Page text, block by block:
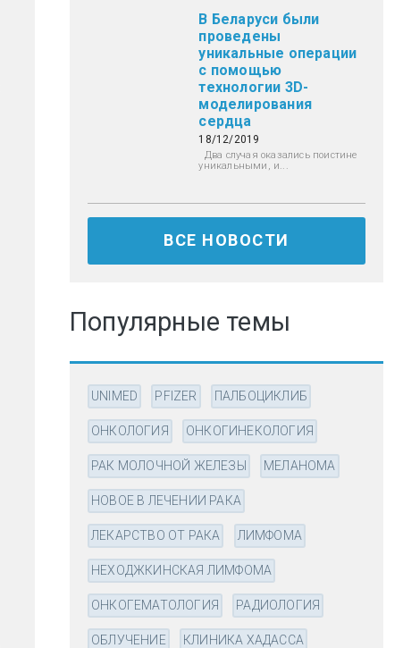
В Беларуси были
проведены
уникальные операции
с помощью
технологии 3D-
моделирования
сердца
18/12/2019
Два случая оказались поистине
уникальными, и...
ВСЕ НОВОСТИ
Популярные темы
UNIMED PFIZER ПАЛБОЦИКЛИБ
ОНКОЛОГИЯ ОНКОГИНЕКОЛОГИЯ
РАК МОЛОЧНОЙ ЖЕЛЕЗЫ МЕЛАНОМА
НОВОЕ В ЛЕЧЕНИИ РАКА
ЛЕКАРСТВО ОТ РАКА ЛИМФОМА
НЕХОДЖКИНСКАЯ ЛИМФОМА
ОНКОГЕМАТОЛОГИЯ РАДИОЛОГИЯ
ОБЛУЧЕНИЕ КЛИНИКА ХАДАССА